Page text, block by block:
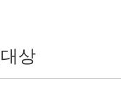
상